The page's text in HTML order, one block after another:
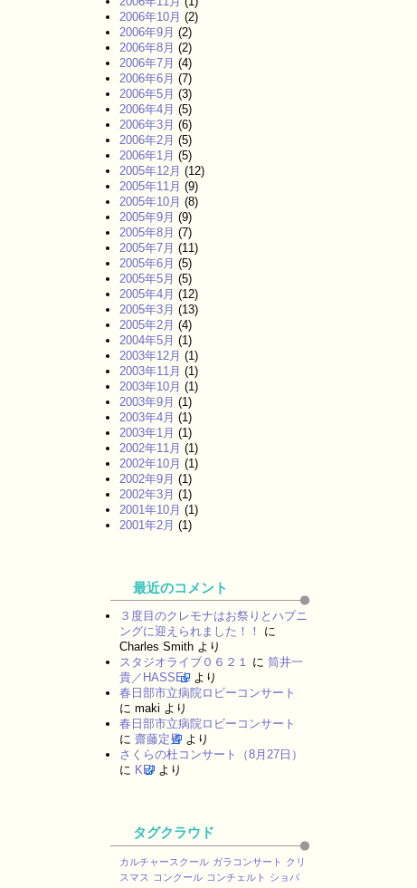
2006年10月 (2)
2006年9月 (2)
2006年8月 (2)
2006年7月 (4)
2006年6月 (7)
2006年5月 (3)
2006年4月 (5)
2006年3月 (6)
2006年2月 (5)
2006年1月 (5)
2005年12月 (12)
2005年11月 (9)
2005年10月 (8)
2005年9月 (9)
2005年8月 (7)
2005年7月 (11)
2005年6月 (5)
2005年5月 (5)
2005年4月 (12)
2005年3月 (13)
2005年2月 (4)
2004年5月 (1)
2003年12月 (1)
2003年11月 (1)
2003年10月 (1)
2003年9月 (1)
2003年4月 (1)
2003年1月 (1)
2002年11月 (1)
2002年10月 (1)
2002年9月 (1)
2002年3月 (1)
2001年10月 (1)
2001年2月 (1)
最近のコメント
３度目のクレモナはお祭りとハプニ
ングに迎えられました！！
に
Charles Smith より
スタジオライブ０６２１ に 筒井一
貴／HASSEL より
春日部市立病院ロビーコンサート
に maki より
春日部市立病院ロビーコンサート
に 齋藤定男 より
さくらの杜コンサート（8月27日）
に KEI より
タグクラウド
カルチャースクール ガラコンサート
クリ
スマス
コンクール コンチェルト
ショパ